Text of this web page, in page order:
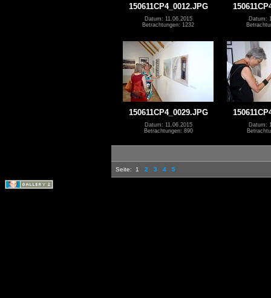
150611CP4_0012.JPG
Datum: 11.06.2015
Betrachtungen: 1232
Datum:
150611CP4_0029.JPG
Datum: 11.06.2015
Betrachtungen: 890
Datum:
Seite: 1 2 3 4 5